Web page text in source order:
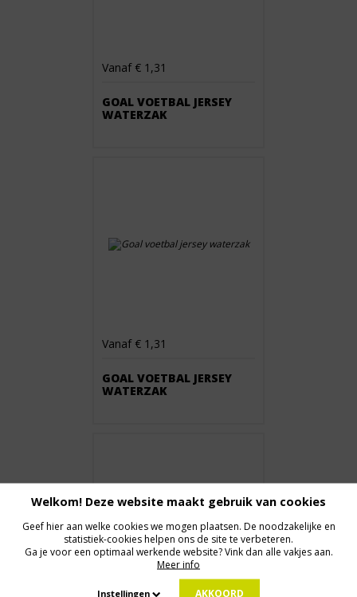
Vanaf € 1,31
GOAL VOETBAL JERSEY
WATERZAK
Vanaf € 1,31
GOAL VOETBAL JERSEY
WATERZAK
Welkom! Deze website maakt gebruik van cookies
Geef hier aan welke cookies we mogen plaatsen. De noodzakelijke en
statistiek-cookies helpen ons de site te verbeteren.
Ga je voor een optimaal werkende website? Vink dan alle vakjes aan.
Meer info
Instellingen AKKOORD